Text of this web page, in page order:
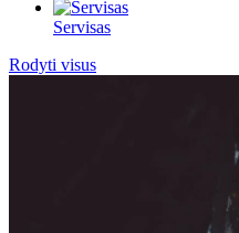
Servisas
Rodyti visus